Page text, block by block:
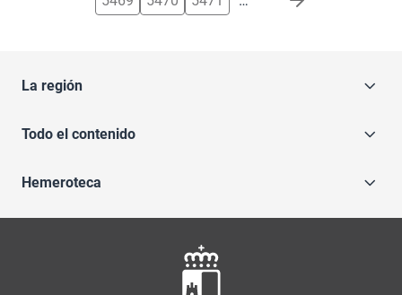
La región
Todo el contenido
Hemeroteca